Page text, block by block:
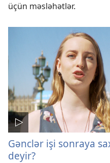
üçün məsləhətlər.
Gənclər işi sonraya
deyir?